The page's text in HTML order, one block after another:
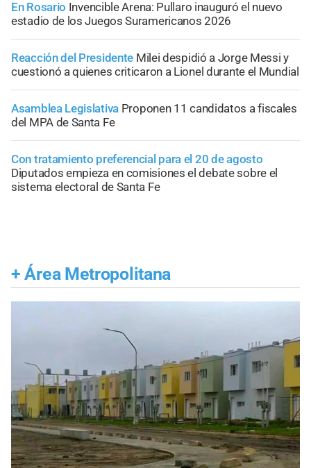
En Rosario Invencible Arena: Pullaro inauguró el nuevo
estadio de los Juegos Suramericanos 2026
Reacción del Presidente Milei despidió a Jorge Messi y
cuestionó a quienes criticaron a Lionel durante el Mundial
Asamblea Legislativa Proponen 11 candidatos a fiscales
del MPA de Santa Fe
Con tratamiento preferencial para el 20 de agosto
Diputados empieza en comisiones el debate sobre el
sistema electoral de Santa Fe
+ Área Metropolitana